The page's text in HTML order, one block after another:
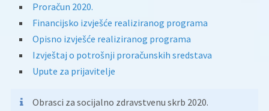
Proračun 2020.
Financijsko izvješće realiziranog programa
Opisno izvješće realiziranog programa
Izvještaj o potrošnji proračunskih sredstava
Upute za prijavitelje
Obrasci za socijalno zdravstvenu skrb 2020.